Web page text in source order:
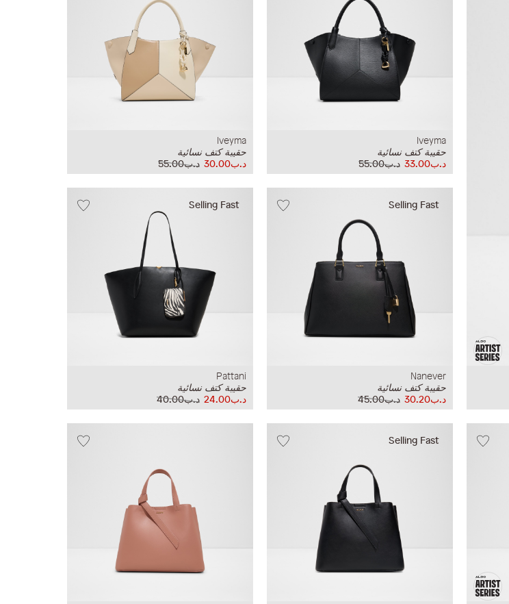
Iveyma
حقيبة كتف نسائية
د.ب55.00
د.ب33.00
Iveyma
حقيبة كتف نسائية
د.ب55.00
د.ب30.00
Selling Fast
Nanever
حقيبة كتف نسائية
د.ب45.00
د.ب30.20
Selling Fast
Pattani
حقيبة كتف نسائية
د.ب40.00
د.ب24.00
Selling Fast